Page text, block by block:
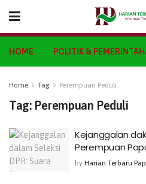
HOME POLITIK &
Home Tag Perempuan Peduli
Tag: Perempuan Peduli
Kejanggalan
Perempuan
by Harian Terbaru